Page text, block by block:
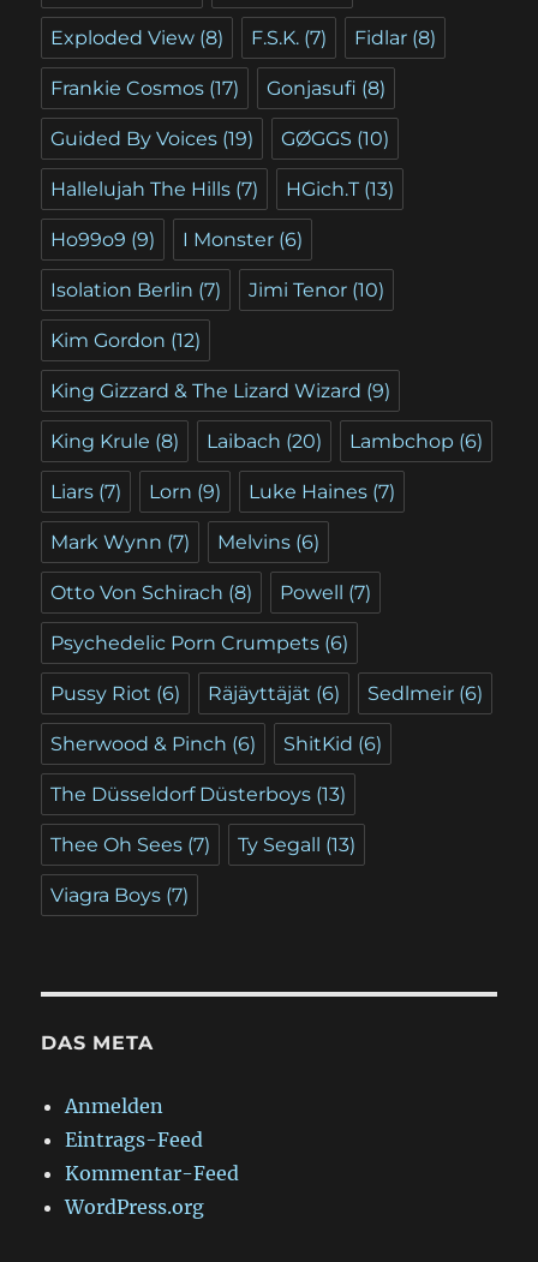
Exploded View (8) F.S.K. (7) Fidlar (8)
Frankie Cosmos (17) Gonjasufi (8)
Guided By Voices (19) GØGGS (10)
Hallelujah The Hills (7) HGich.T (13)
Ho99o9 (9) I Monster (6)
Isolation Berlin (7) Jimi Tenor (10)
Kim Gordon (12)
King Gizzard & The Lizard Wizard (9)
King Krule (8) Laibach (20) Lambchop (6)
Liars (7) Lorn (9) Luke Haines (7)
Mark Wynn (7) Melvins (6)
Otto Von Schirach (8) Powell (7)
Psychedelic Porn Crumpets (6)
Pussy Riot (6) Räjäyttäjät (6) Sedlmeir (6)
Sherwood & Pinch (6) ShitKid (6)
The Düsseldorf Düsterboys (13)
Thee Oh Sees (7) Ty Segall (13)
Viagra Boys (7)
DAS META
Anmelden
Eintrags-Feed
Kommentar-Feed
WordPress.org